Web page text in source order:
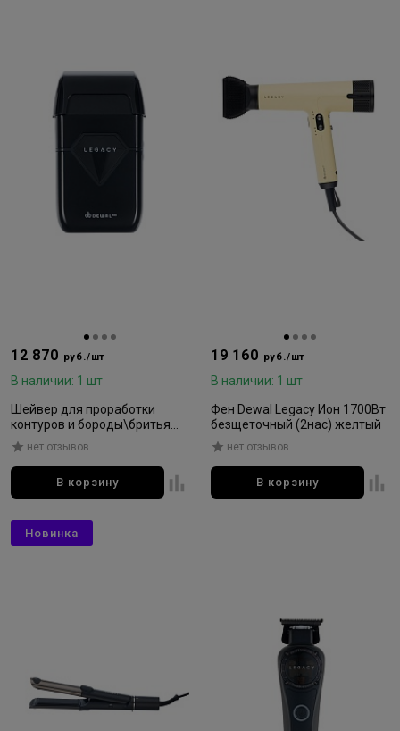
12 870 руб./шт
В наличии: 1 шт
Шейвер для проработки
контуров и бороды\бритья
DEWAL PRO LEGACY
нет отзывов
В корзину
19 160 руб./шт
В наличии: 1 шт
Фен Dewal Legacy Ион 1700Вт
безщеточный (2нас) желтый
нет отзывов
В корзину
Новинка